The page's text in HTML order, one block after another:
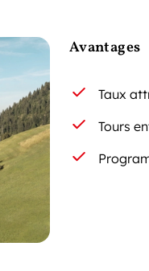
Avantages
Taux
Tours